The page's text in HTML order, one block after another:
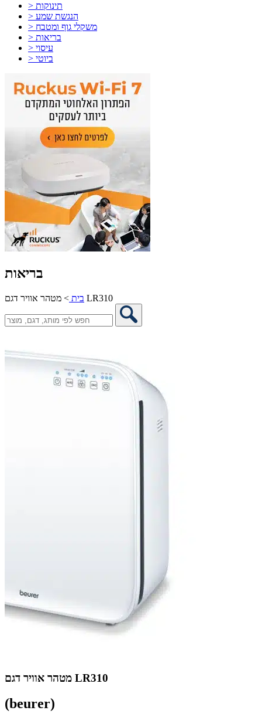
> תינוקות
> הנגשת שמע
> משקלי גוף ומטבח
> בריאות
> עיסוי
> ביוטי
בריאות
בית > מטהר אוויר דגם LR310
מטהר אוויר דגם LR310
(beurer)